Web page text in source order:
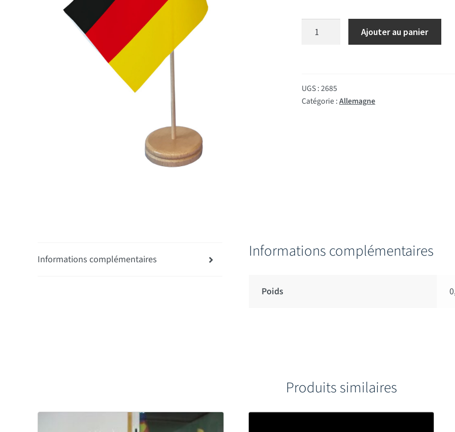
quantité de Drapeau de table
Ajouter au panier
UGS :2685
Catégorie :Allemagne
Informations complémentaires Informations complémentaires
Poids
Produits similaires